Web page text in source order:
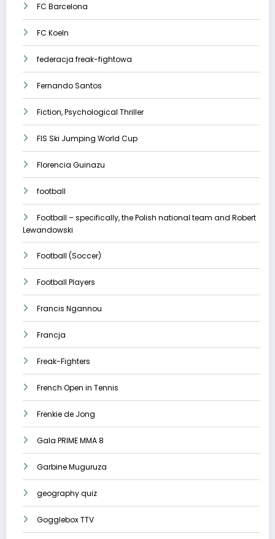
FC Barcelona
FC Koeln
federacja freak-fightowa
Fernando Santos
Fiction, Psychological Thriller
FIS Ski Jumping World Cup
Florencia Guinazu
football
Football – specifically, the Polish national team and Robert
Lewandowski
Football (Soccer)
Football Players
Francis Ngannou
Francja
Freak-Fighters
French Open in Tennis
Frenkie de Jong
Gala PRIME MMA 8
Garbine Muguruza
geography quiz
Gogglebox TTV